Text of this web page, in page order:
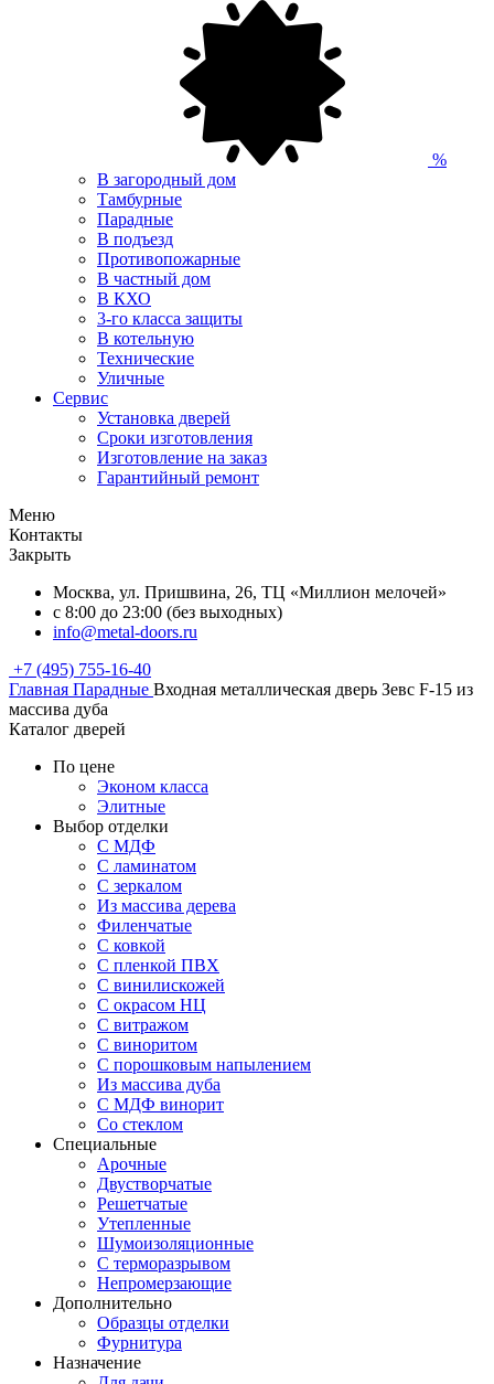
%
В загородный дом
Тамбурные
Парадные
В подъезд
Противопожарные
В частный дом
В КХО
3-го класса защиты
В котельную
Технические
Уличные
Сервис
Установка дверей
Сроки изготовления
Изготовление на заказ
Гарантийный ремонт
Меню
Контакты
Закрыть
Москва, ул. Пришвина, 26, ТЦ «Миллион мелочей»
с 8:00 до 23:00 (без выходных)
info@metal-doors.ru
+7 (495) 755-16-40
Главная Парадные Входная металлическая дверь Зевс F-15 из
массива дуба
Каталог дверей
По цене
Эконом класса
Элитные
Выбор отделки
С МДФ
С ламинатом
С зеркалом
Из массива дерева
Филенчатые
С ковкой
С пленкой ПВХ
С винилискожей
С окрасом НЦ
С витражом
С виноритом
С порошковым напылением
Из массива дуба
С МДФ винорит
Со стеклом
Специальные
Арочные
Двустворчатые
Решетчатые
Утепленные
Шумоизоляционные
С терморазрывом
Непромерзающие
Дополнительно
Образцы отделки
Фурнитура
Назначение